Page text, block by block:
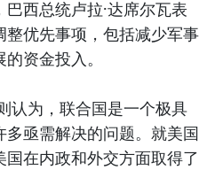
西总统卢拉·达席尔瓦表
优先事项，包括减少军事
资金投入。
认为，联合国是一个极具
亟需解决的问题。就美国
在内政和外交方面取得了